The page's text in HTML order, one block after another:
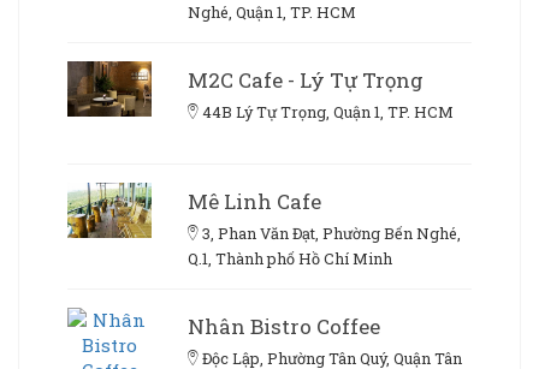
Nghé, Quận 1, TP. HCM
M2C Cafe - Lý Tự Trọng
44B Lý Tự Trọng, Quận 1, TP. HCM
Mê Linh Cafe
3, Phan Văn Đạt, Phường Bến Nghé,
Q.1, Thành phố Hồ Chí Minh
Nhân Bistro Coffee
Độc Lập, Phường Tân Quý, Quận Tân